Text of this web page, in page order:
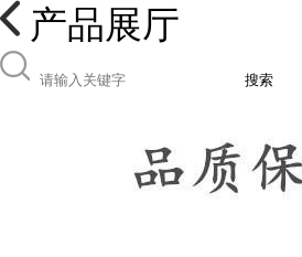
产品展厅
搜索